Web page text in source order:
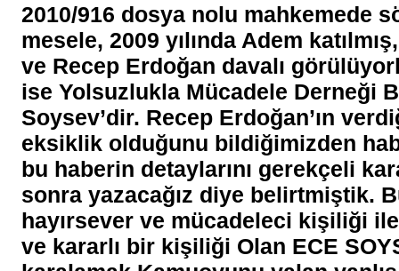
2010/916 dosya nolu mahkemede
mesele, 2009 yılında Adem
ve Recep Erdoğan davalı
ise Yolsuzlukla Mücadele Derneği
Soysev’dir. Recep Erdoğan’ın
eksiklik olduğunu bildiğimizden
bu haberin detaylarını gerekçeli
sonra yazacağız diye belirtmiştik.
hayırsever ve mücadeleci kişiliği
ve kararlı bir kişiliği Olan ECE